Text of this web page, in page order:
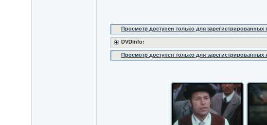
Просмотр доступен только для зарегистрированных
DVDInfo:
Просмотр доступен только для зарегистрированных